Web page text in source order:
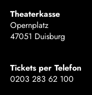
Theaterkasse
Opernplatz
47051 Duisburg
Tickets per Telefon
0203 283 62 100